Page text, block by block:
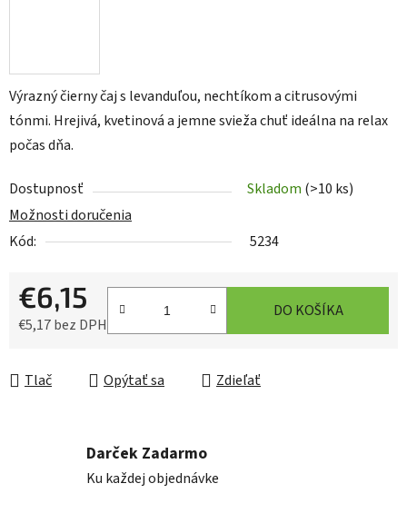
Výrazný čierny čaj s levanduľou, nechtíkom a citrusovými
tónmi. Hrejivá, kvetinová a jemne svieža chuť ideálna na relax
počas dňa.
Dostupnosť Skladom (>10 ks)
Možnosti doručenia
Kód:
5234
€6,15
€5,17 bez DPH
DO KOŠÍKA
Tlač Opýtať sa Zdieľať
Darček Zadarmo
Ku každej objednávke